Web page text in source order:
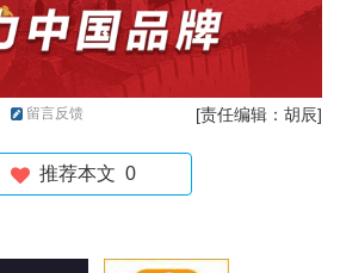
留言反馈 [责任编辑：胡辰]
推荐本文 0